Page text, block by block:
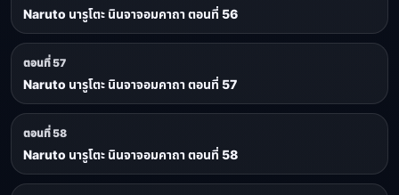
Naruto นารูโตะ นินจาจอมคาถา ตอนที่ 56
ตอนที่ 57
Naruto นารูโตะ นินจาจอมคาถา ตอนที่ 57
ตอนที่ 58
Naruto นารูโตะ นินจาจอมคาถา ตอนที่ 58